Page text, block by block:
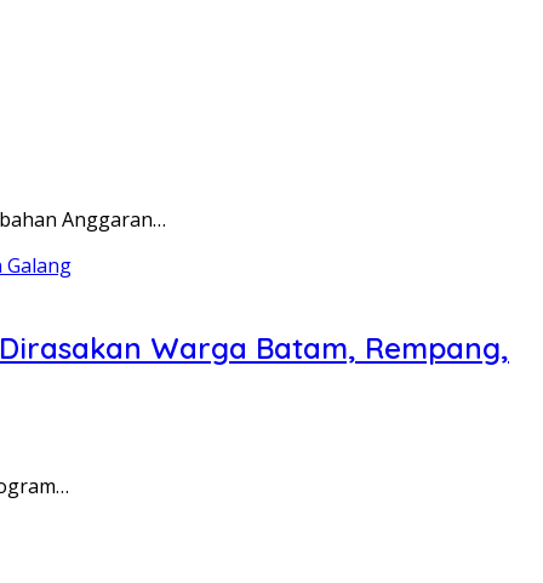
Anggaran…
Warga Batam, Rempang,